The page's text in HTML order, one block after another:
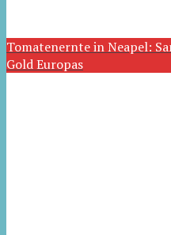
Tomatenernte in Neapel:
Gold Europas